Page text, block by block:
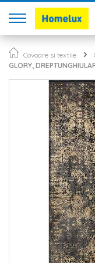
Covoare si textile
GLORY,